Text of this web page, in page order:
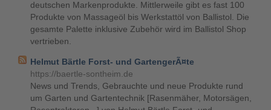
deutschen Markenprodukte. Mittlerweile gibt es fast 100
Produkte von Massageöl bis Werkstattöl von Ballistol. Die
gesamte Palette inklusive Zubehör wird im Ballistol Shop
vertrieben.
Helmut Bärtle Forst- und GartengerÃ¤te
https://baertle-sontheim.de
News und Trends, Gebrauchte und neue Produkte rund
um Garten und Gartentechnik [Rasenmäher, Motorsägen,